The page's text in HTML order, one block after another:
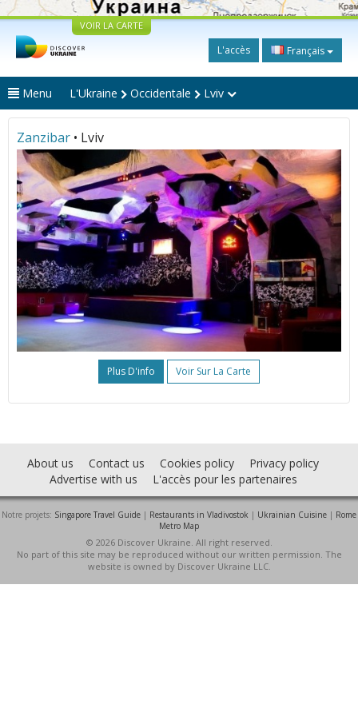
VOIR LA CARTE
L'accès Français
Menu L'Ukraine Occidentale Lviv
Zanzibar • Lviv
Plus D'info Voir Sur La Carte
About us Contact us Cookies policy
Privacy policy
Advertise with us
L'accès pour les partenaires
Notre projets: Singapore Travel Guide | Restaurants in Vladivostok | Ukrainian Cuisine | Rome
Metro Map
© 2026 Discover Ukraine. All right reserved.
No part of this site may be reproduced without our written permission. The
website is owned by Discover Ukraine LLC.